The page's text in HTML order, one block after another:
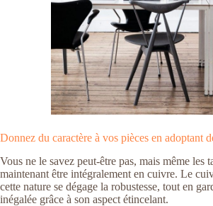
Donnez du caractère à vos pièces en adoptant
Vous ne le savez peut-être pas, mais même les
maintenant être intégralement en cuivre. Le
cette nature se dégage la robustesse, tout en
inégalée grâce à son aspect étincelant.